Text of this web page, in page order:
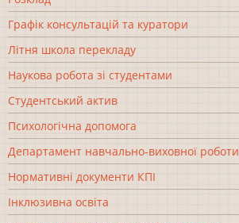
Графік консультацій та куратори
Літня школа перекладу
Наукова робота зі студентами
Студентський актив
Психологічна допомога
Департамент навчально-виховної роботи
Нормативні документи КПІ
Інклюзивна освіта